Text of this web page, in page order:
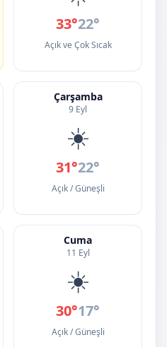
33°22°
Açık ve Çok Sıcak
Çarşamba
9 Eyl
☀️
31°22°
Açık / Güneşli
Cuma
11 Eyl
☀️
30°17°
Açık / Güneşli